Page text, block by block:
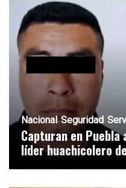
Nacional Seguridad
Capturan en Puebla
líder huachicolero